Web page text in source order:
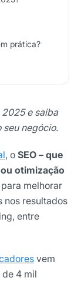
prática?
e saiba
negócio.
, o SEO – que
otimização
melhorar
nos resultados
entre
vem
de 4 mil